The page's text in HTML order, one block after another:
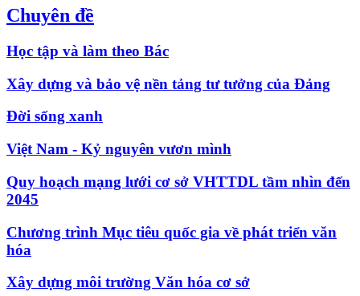
Chuyên đề
Học tập và làm theo Bác
Xây dựng và bảo vệ nền tảng tư tưởng của Đảng
Đời sống xanh
Việt Nam - Kỷ nguyên vươn mình
Quy hoạch mạng lưới cơ sở VHTTDL tầm nhìn đến
2045
Chương trình Mục tiêu quốc gia về phát triển văn
hóa
Xây dựng môi trường Văn hóa cơ sở